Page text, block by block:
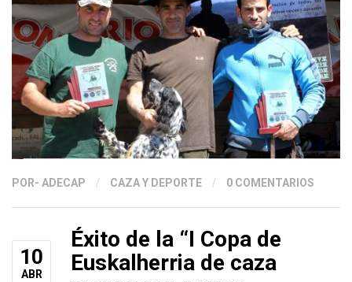
POR- ADECAP / CAZA Y DEPORTE / 0 COMENTARIOS
10
ABR
Éxito de la “I Copa de
Euskalherria de caza